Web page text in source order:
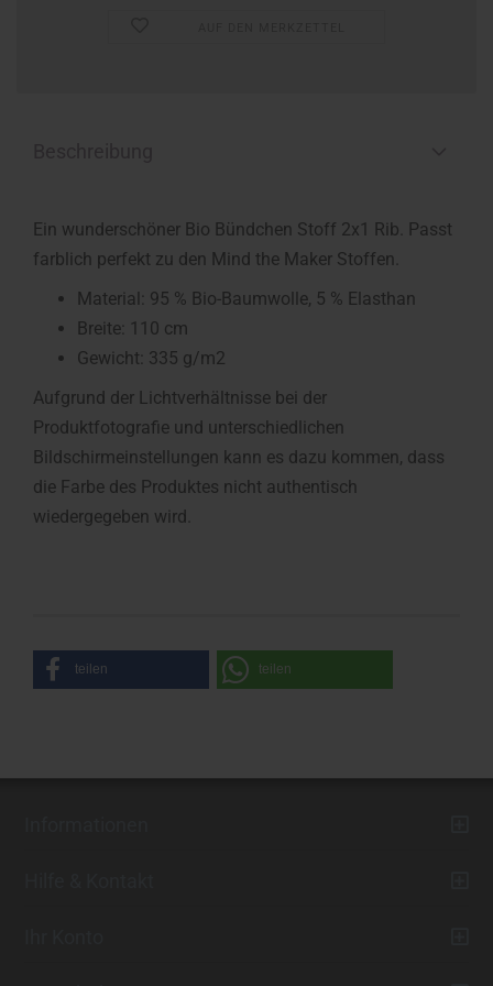
Ein wunderschöner Bio Bündchen Stoff 2x1 Rib. Passt
farblich perfekt zu den Mind the Maker Stoffen.
Material: 95 % Bio-Baumwolle, 5 % Elasthan
Breite: 110 cm
Gewicht: 335 g/m2
Aufgrund der Lichtverhältnisse bei der
Produktfotografie und unterschiedlichen
Bildschirmeinstellungen kann es dazu kommen, dass
die Farbe des Produktes nicht authentisch
wiedergegeben wird.
teilen teilen